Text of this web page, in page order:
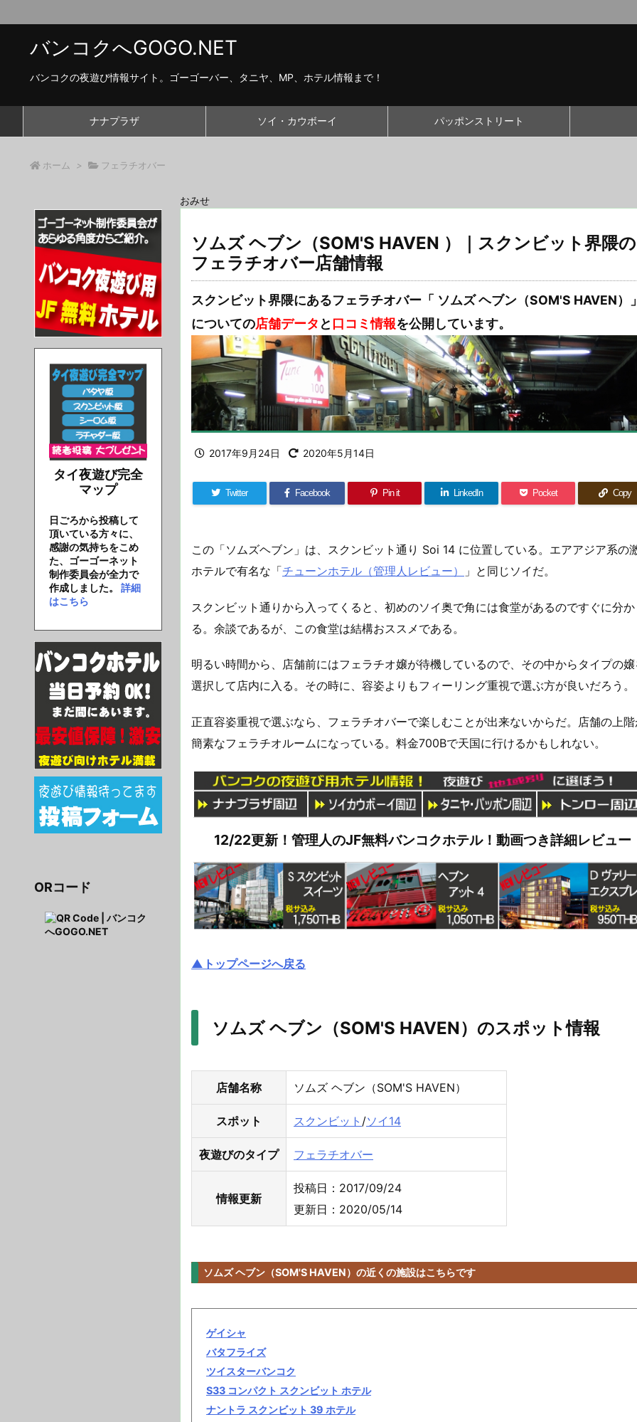
バンコクへGOGO.NET
バンコクの夜遊び情報サイト。ゴーゴーバー、タニヤ、MP、ホテル情報まで！
ナナプラザ ソイ・カウボーイ パッポンストリート
ホーム > フェラチオバー
おみせ
ソムズ ヘブン（SOM'S HAVEN ）｜スクンビット界隈の
フェラチオバー店舗情報
スクンビット界隈にあるフェラチオバー「 ソムズ ヘブン（SOM'S HAVEN）
についての店舗データ と 口コミ情報を公開しています。
2017年9月24日 2020年5月14日
Twitter Facebook Pin it LinkedIn Pocket Copy
この「ソムズヘブン」は、スクンビット通り Soi 14 に位置している。エアアジア系の
ホテルで有名な「チューンホテル（管理人レビュー） 」と同じソイだ。
スクンビット通りから入ってくると、初めのソイ奥で角には食堂があるのですぐに分か
る。余談であるが、この食堂は結構おススメである。
明るい時間から、店舗前にはフェラチオ嬢が待機しているので、その中からタイプの
選択して店内に入る。その時に、容姿よりもフィーリング重視で選ぶ方が良いだろう。
正直容姿重視で選ぶなら、フェラチオバーで楽しむことが出来ないからだ。店舗の上
簡素なフェラチオルームになっている。料金700Bで天国に行けるかもしれない。
12/22更新！管理人のJF無料バンコクホテル！動画つき詳細レビュー
▲トップページへ戻る
ソムズ ヘブン（SOM'S HAVEN）のスポット情報
店舗名称 ソムズ ヘブン（SOM'S HAVEN）
スポット スクンビット /ソイ14
夜遊びのタイプ フェラチオバー
情報更新
投稿日：2017/09/24
更新日：2020/05/14
ソムズ ヘブン（SOM'S HAVEN）の近くの施設はこちらです
ゲイシャ
バタフライズ
ツイスターバンコク
S33 コンパクト スクンビット ホテル
ナントラ スクンビット 39 ホテル
タイ夜遊び完全
マップ
日ごろから投稿して
頂いている方々に、
感謝の気持ちをこめ
た、ゴーゴーネット
制作委員会が全力で
作成しました。 詳細
はこちら
ORコード